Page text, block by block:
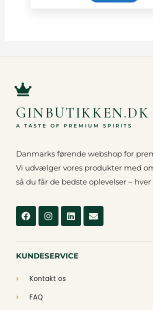
GINBUTIKKEN.DK
A TASTE OF PREMIUM SPIRITS
Danmarks førende webshop for
Vi udvælger vores produkter med
så du får de bedste oplevelser –
FacebookInstagram
LinkedinEnvelope
KUNDESERVICE
Kontakt os
FAQ